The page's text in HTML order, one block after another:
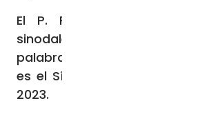
El P. Radcliffe animó a
sinodales a reflexionar
palabras pueden “nutrir la
es el Sínodo” tras
2023.